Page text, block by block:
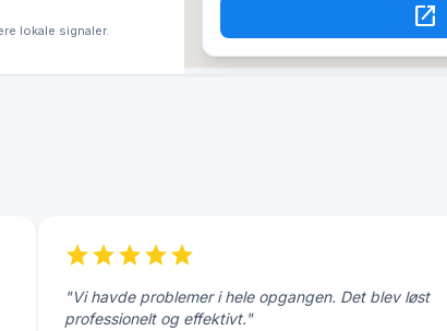
lokale signaler. open_in_new
starstarstarstarstar
"Vi havde problemer i hele opgangen. Det blev løst
professionelt og effektivt."